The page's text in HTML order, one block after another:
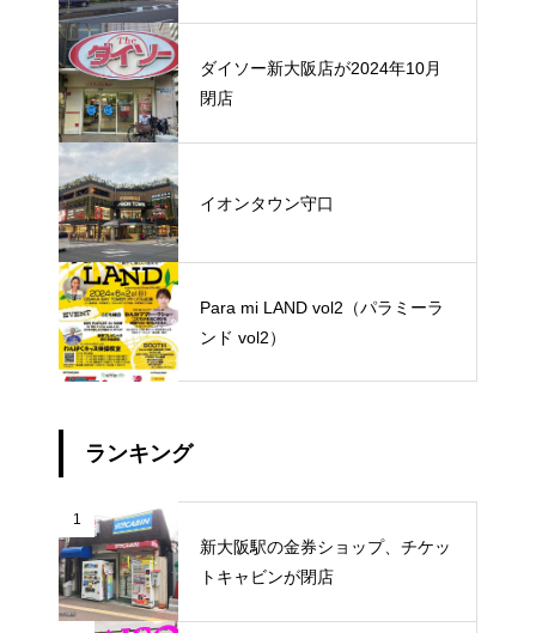
ダイソー新大阪店が2024年10月
閉店
イオンタウン守口
Para mi LAND vol2（パラミーラ
ンド vol2）
ランキング
1
新大阪駅の金券ショップ、チケッ
トキャビンが閉店